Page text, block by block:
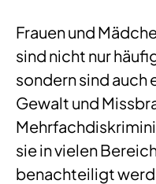
Frauen und
sind nicht nur
sondern sind auch
Gewalt und
sie in vielen
benachteiligt